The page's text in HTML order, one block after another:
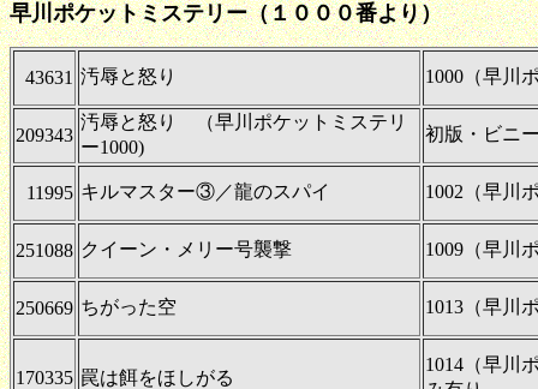
早川ポケットミステリー（１０００番より）
43631 汚辱と怒り 1000（早川
209343
汚辱と怒り （早川ポケットミステリ
ー1000)
初版・ビニ
11995 キルマスター③／龍のスパイ 1002（早川
251088 クイーン・メリー号襲撃 1009（早川
250669 ちがった空 1013（早川
170335 罠は餌をほしがる
1014（早川